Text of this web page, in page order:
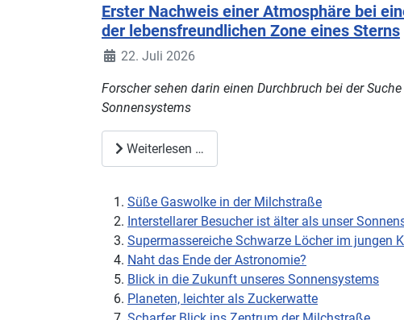
Erster Nachweis einer Atmosphäre bei
der lebensfreundlichen Zone eines Sterns
22. Juli 2026
Forscher sehen darin einen Durchbruch bei der
Sonnensystems
Weiterlesen …
Süße Gaswolke in der Milchstraße
Interstellarer Besucher ist älter als unser
Supermassereiche Schwarze Löcher im jungen
Naht das Ende der Astronomie?
Blick in die Zukunft unseres Sonnensystems
Planeten, leichter als Zuckerwatte